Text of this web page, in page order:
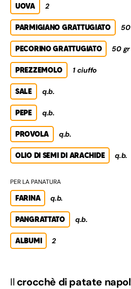
UOVA 2
PARMIGIANO GRATTUGIATO
PECORINO GRATTUGIATO 50 gr
PREZZEMOLO 1 ciuffo
SALE q.b.
PEPE q.b.
PROVOLA q.b.
OLIO DI SEMI DI ARACHIDE q.b.
PER LA PANATURA
FARINA q.b.
PANGRATTATO q.b.
ALBUMI 2
Il crocchè di patate